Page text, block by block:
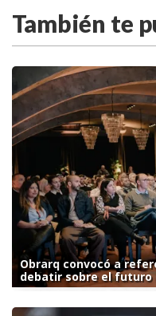
También te
Obrarq convocó a
debatir sobre el futuro